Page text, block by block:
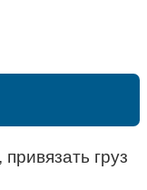
груз